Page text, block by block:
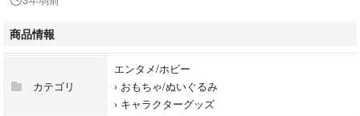
商品情報
カテゴリ
エンタメ/ホビー
› おもちゃ/ぬいぐるみ
› キャラクターグッズ